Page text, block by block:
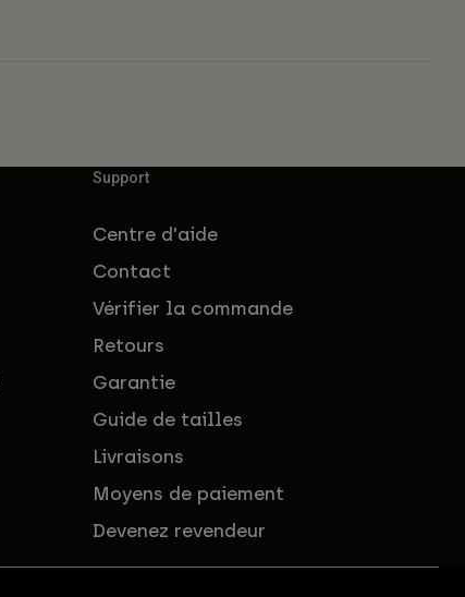
Support
Centre d'aide
Contact
Vérifier la commande
Retours
Garantie
Guide de tailles
Livraisons
Moyens de paiement
Devenez revendeur